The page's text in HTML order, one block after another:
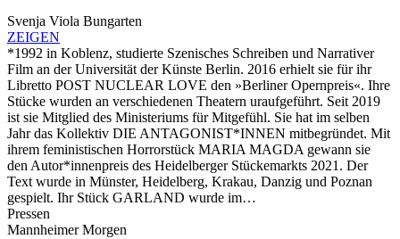
Svenja Viola Bungarten
ZEIGEN
*1992 in Koblenz, studierte Szenisches Schreiben und Narrativer
Film an der Universität der Künste Berlin. 2016 erhielt sie für ihr
Libretto POST NUCLEAR LOVE den »Berliner Opernpreis«. Ihre
Stücke wurden an verschiedenen Theatern uraufgeführt. Seit 2019
ist sie Mitglied des Ministeriums für Mitgefühl. Sie hat im selben
Jahr das Kollektiv DIE ANTAGONIST*INNEN mitbegründet. Mit
ihrem feministischen Horrorstück MARIA MAGDA gewann sie
den Autor*innenpreis des Heidelberger Stückemarkts 2021. Der
Text wurde in Münster, Heidelberg, Krakau, Danzig und Poznan
gespielt. Ihr Stück GARLAND wurde im…
Pressen
Mannheimer Morgen